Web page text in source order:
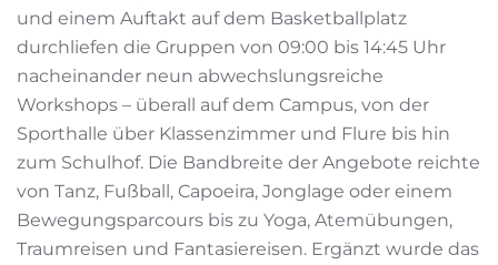
und einem Auftakt auf dem Basketballplatz
durchliefen die Gruppen von 09:00 bis 14:45 Uhr
nacheinander neun abwechslungsreiche
Workshops – überall auf dem Campus, von der
Sporthalle über Klassenzimmer und Flure bis hin
zum Schulhof. Die Bandbreite der Angebote reichte
von Tanz, Fußball, Capoeira, Jonglage oder einem
Bewegungsparcours bis zu Yoga, Atemübungen,
Traumreisen und Fantasiereisen. Ergänzt wurde das